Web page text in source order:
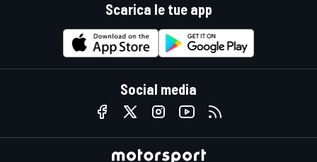
Scarica le tue app
Social media